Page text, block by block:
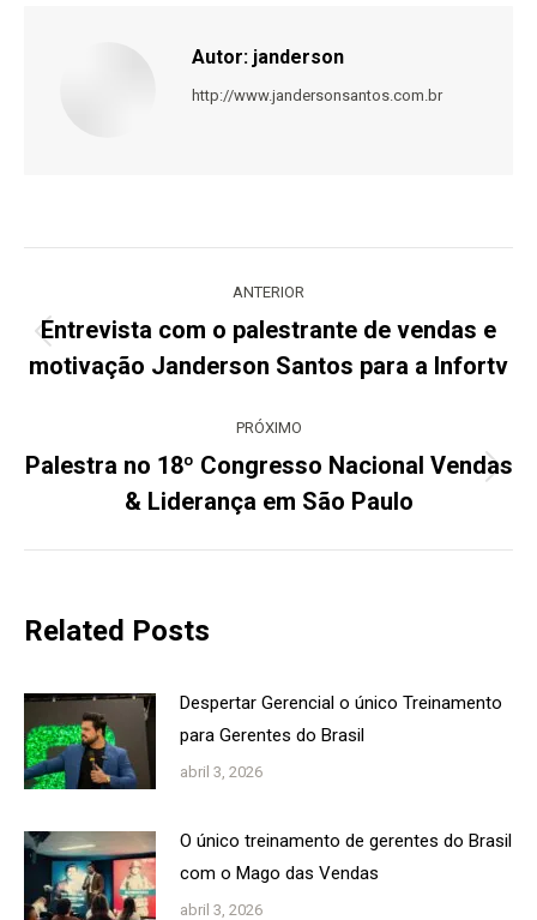
Autor: janderson
http://www.jandersonsantos.com.br
post:
ANTERIOR
anterior:
Entrevista com o palestrante de vendas e
motivação Janderson Santos para a Infortv
PRÓXIMO
post:
Palestra no 18º Congresso Nacional Vendas
& Liderança em São Paulo
Related Posts
Despertar Gerencial o único Treinamento
para Gerentes do Brasil
abril 3, 2026
O único treinamento de gerentes do Brasil
com o Mago das Vendas
abril 3, 2026